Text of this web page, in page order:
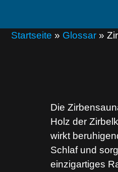
Startseite » Glossar »
Die
Holz der
wirkt
Schlaf und
einzigartiges